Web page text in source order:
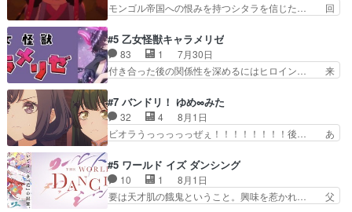
梅ちゃんがた…
た時から伏線が張られていたのが… しかしアサ
い筈のガブちゃん、アキオの… 色々とひっかけが
あって、最終的に嫌な終わ… ゴンゾウが従える大
量のツガイに何事かと思…
モンゴル帝国への恨みを持つシタラを信じた… 回
タイの妃になってもその心は晴れず、モ… ドレゲ
ネの過去、宝石だった彼女が人になり… ドレゲネ
の過去、、辛かった、、あのジャタ… 年上旦那が
良い人でも、女は宝石でただ笑っ… ダイルの儀式
過去には同情の言葉しか…シ… 奥様に悲しい過
去…萌え袖が可愛いね、と思… ドレゲネとシタ
ラ、2人だけの同盟が結成さ…
#5 乙女怪獣キャラメリゼ
83 1
7月30日
付き合った後の関係性を深めるにはヒロイン… 来
とメスってて何この可愛い生物。クラス… 付き合
い始めたら始めたでまた違った悩みが… と一歩ず
つ踏み出す黒絵ちゃん微笑ま新汰の… ツインテー
ルが可愛いお茶目な妹ちゃんです… しかも過去も
らっしゃるからかしらお顔が… 黒絵「怪獣に憧れ
るのはいいけど自分自身が… 素の自分はどちらな
のかはまだ不明だが見せ…
#7 バンドリ！ ゆめ∞みた
32 4
8月1日
ビオラうっっっっっぜぇ！！！！！！！！後… あ
ラが悪魔すぎて気分が悪くなってきたこ… 声優ま
とめました(７話まで)仲町あられ/… ビオラの策略
がバッチリ嵌って最高wwwこ… 自信あれば評価
なんて気にしないし、充実し… ・バーチャルだけ
#5 ワールド イズ ダンシング
10 1
8月1日
要は天才肌の餓鬼ということ。興味を惹かれ… 父